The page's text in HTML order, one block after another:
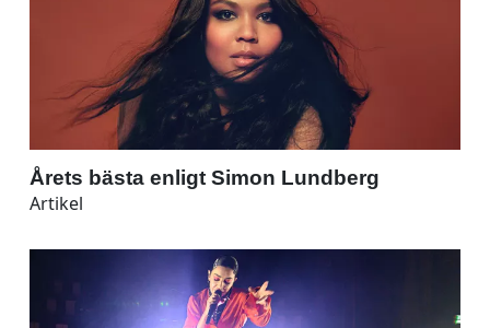
Årets bästa enligt Simon Lundberg
Artikel